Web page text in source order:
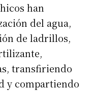
han
del agua,
de ladrillos,
transfiriendo
y compartiendo